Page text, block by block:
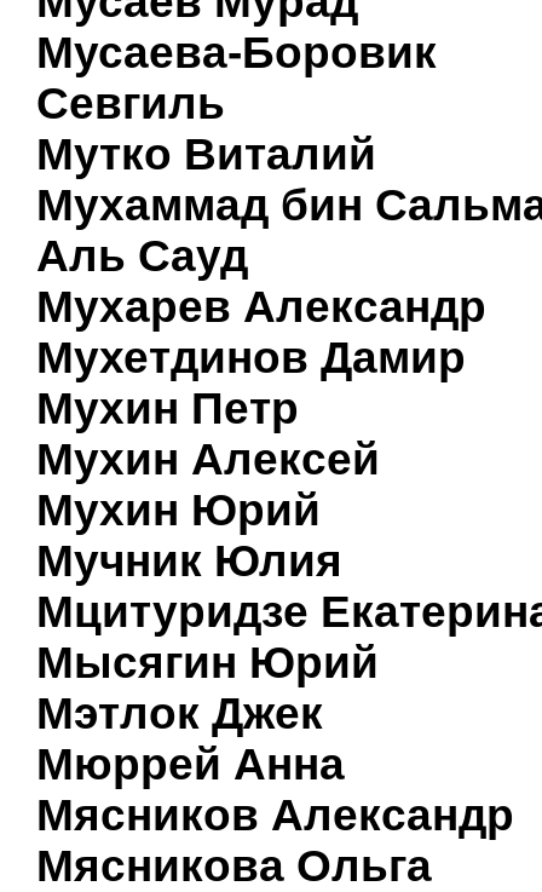
Мусаева-Боровик
Севгиль
Мутко Виталий
Мухаммад бин
Аль Сауд
Мухарев Александр
Мухетдинов Дамир
Мухин Петр
Мухин Алексей
Мухин Юрий
Мучник Юлия
Мцитуридзе
Мысягин Юрий
Мэтлок Джек
Мюррей Анна
Мясников Александр
Мясникова Ольга